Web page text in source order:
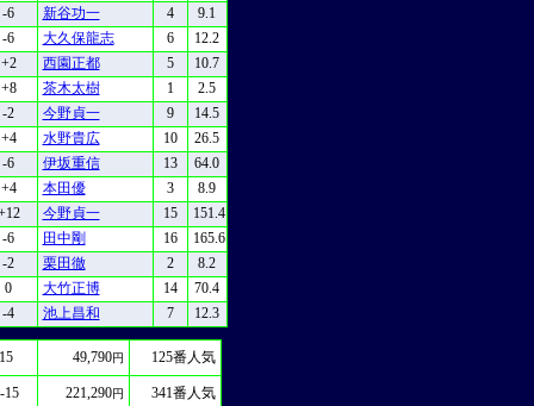
-6 新谷功一 4
9.1
-6 大久保龍志 6
12.2
+2 西園正都 5
10.7
+8 茶木太樹 1
2.5
-2 今野貞一 9
14.5
+4 水野貴広 10
26.5
-6 伊坂重信 13
64.0
+4 本田優 3
8.9
今野貞一 15
151.4
-6 田中剛 16
165.6
-2 栗田徹 2
8.2
0 大竹正博 14
70.4
-4 池上昌和 7 12.3
49,790円 125番人気
15 221,290円 341番人気